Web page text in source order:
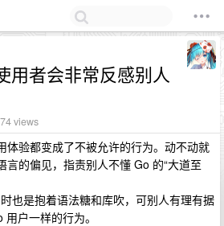
用者会非常反感别人
views
体验都变成了不被允许的行为。动不动就
言的偏见，指责别人不懂 Go 的“大道至
也是抱着语法糖和库吹，可别人有理有据
户一样的行为。